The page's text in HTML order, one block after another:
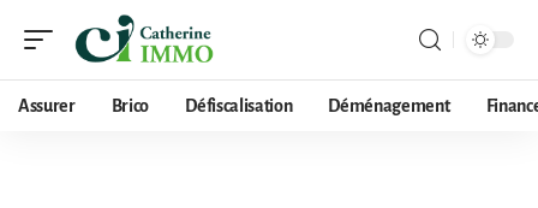
Assurer Brico Défiscalisation Déménagement